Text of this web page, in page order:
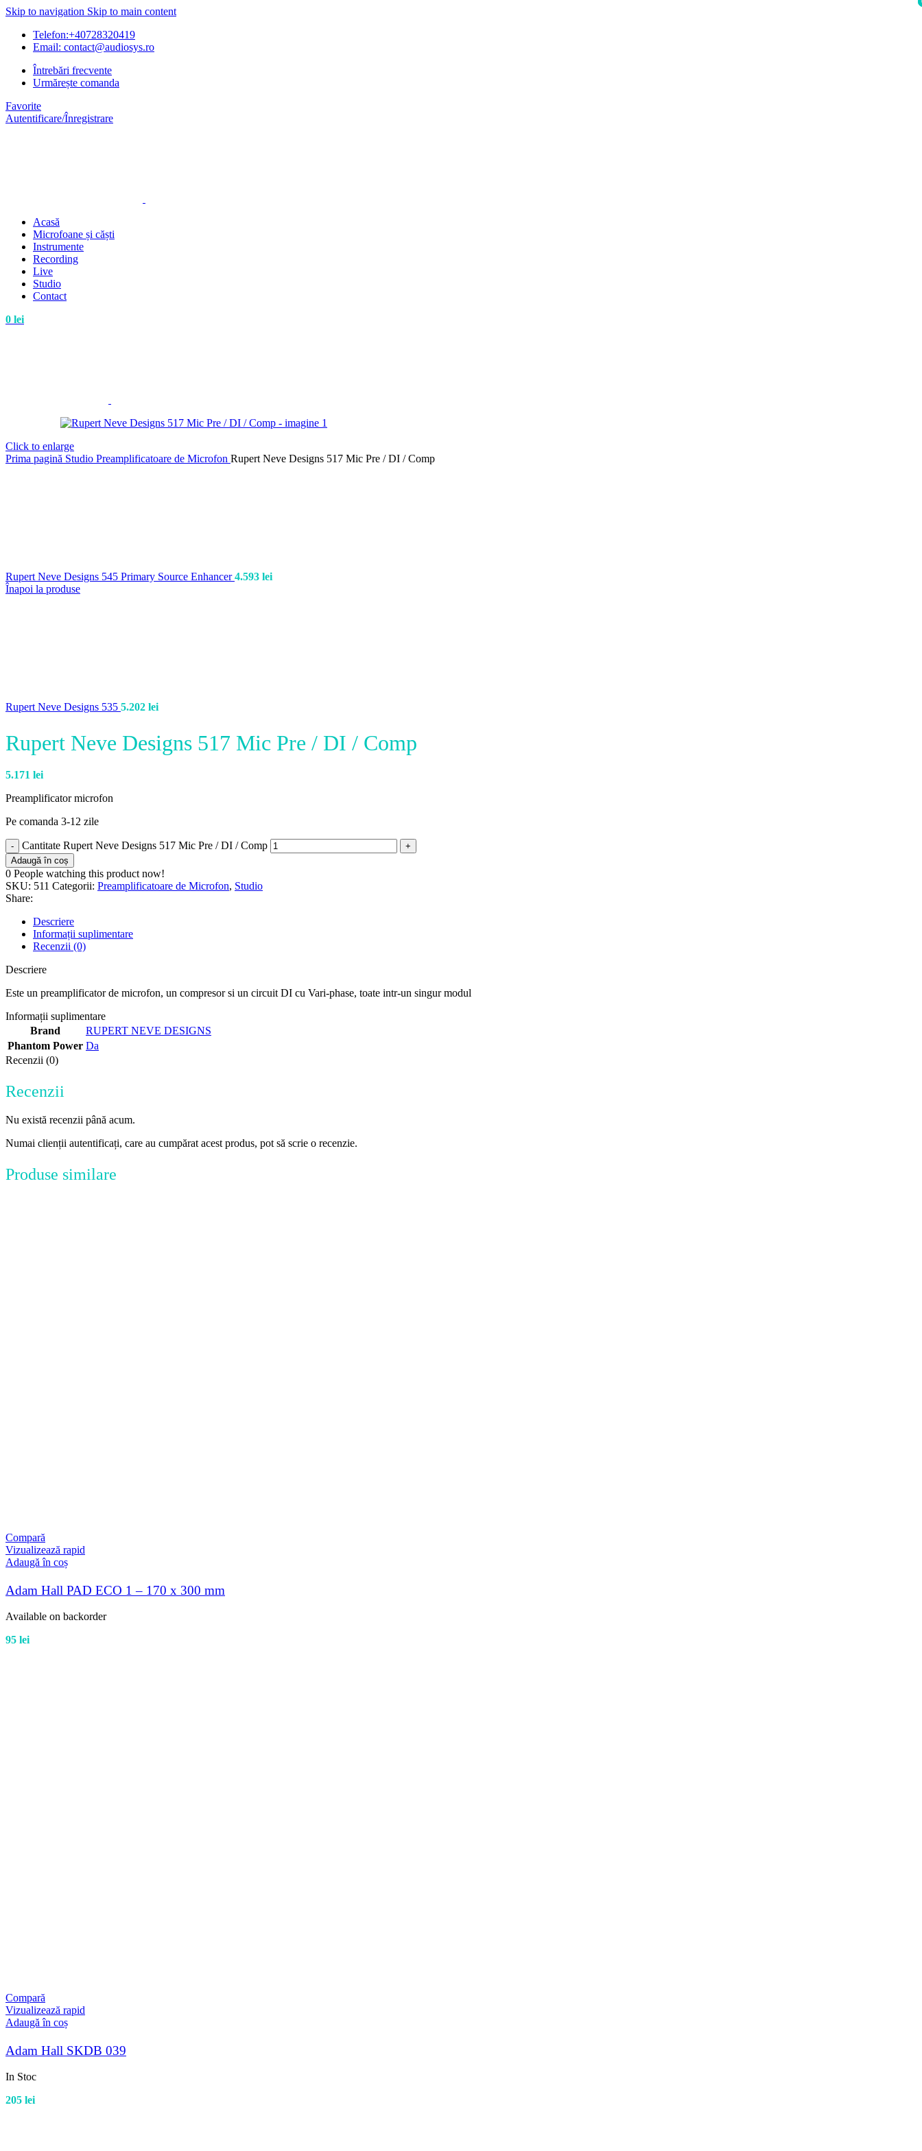
Skip to navigation Skip to main content
Telefon:+40728320419
Email: contact@audiosys.ro
Întrebări frecvente
Urmărește comanda
Favorite
Autentificare/Înregistrare
Acasă
Microfoane și căști
Instrumente
Recording
Live
Studio
Contact
0 lei
Click to enlarge
Prima pagină Studio Preamplificatoare de Microfon Rupert Neve Designs 517 Mic Pre / DI / Comp
Rupert Neve Designs 545 Primary Source Enhancer4.593 lei
Înapoi la produse
Rupert Neve Designs 535 5.202 lei
Rupert Neve Designs 517 Mic Pre / DI / Comp
5.171 lei
Preamplificator microfon
Pe comanda 3-12 zile
Cantitate Rupert Neve Designs 517 Mic Pre / DI / Comp
Adaugă în coș
0 People watching this product now!
SKU: 511 Categorii: Preamplificatoare de Microfon, Studio
Share:
Descriere
Informații suplimentare
Recenzii (0)
Descriere
Este un preamplificator de microfon, un compresor si un circuit DI cu Vari-phase, toate intr-un singur modul
Informații suplimentare
Brand
RUPERT NEVE DESIGNS
Phantom Power Da
Recenzii (0)
Recenzii
Nu există recenzii până acum.
Numai clienții autentificați, care au cumpărat acest produs, pot să scrie o recenzie.
Produse similare
Compară
Vizualizează rapid
Adaugă în coș
Adam Hall PAD ECO 1 – 170 x 300 mm
Available on backorder
95 lei
Compară
Vizualizează rapid
Adaugă în coș
Adam Hall SKDB 039
In Stoc
205 lei